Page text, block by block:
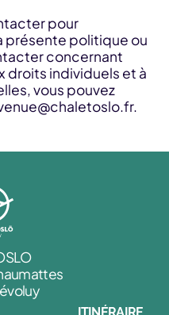
pour
présente politique ou
concernant
droits individuels et à
vous pouvez
.